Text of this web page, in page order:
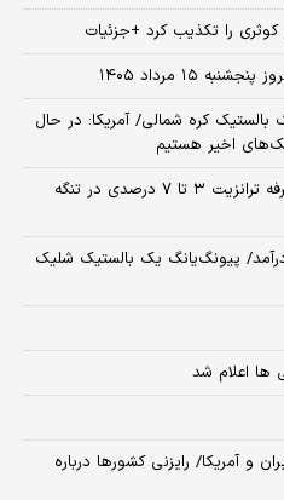
کوثری را تکذیب کرد +جزئیات
۱۵ مرداد ۱۴۰۵
کره شمالی/ آمریکا: در حال
اخیر هستیم
رویترز: ایران و عمان برای تعیین تعرفه ترانزیت ۳ تا ۷ درصدی در تنگه
پیونگ‌یانگ یک بالستیک شلیک
ها اعلام شد
و آمریکا/ رایزنی کشورها درباره